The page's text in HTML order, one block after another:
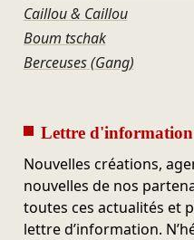
Caillou & Caillou
Boum tschak
Berceuses (Gang)
Lettre d'information
Nouvelles créations,
nouvelles de nos
toutes ces actualités et
lettre d’information.